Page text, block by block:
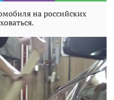
на российских